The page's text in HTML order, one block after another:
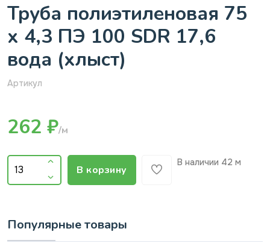
Труба полиэтиленовая 75
х 4,3 ПЭ 100 SDR 17,6
вода (хлыст)
Артикул
262 ₽/м
В корзину
В наличии 42 м
Популярные товары